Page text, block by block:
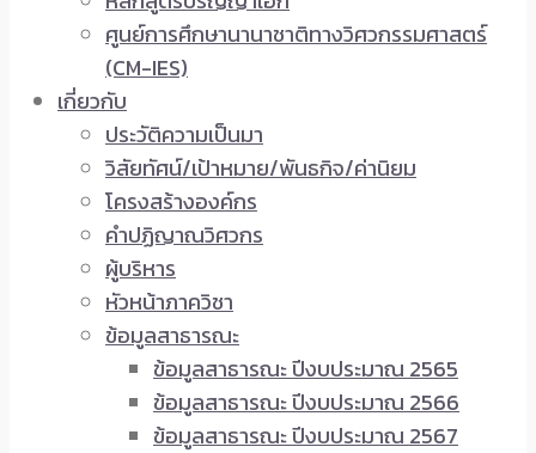
ศูนย์การศึกษานานาชาติทางวิศวกรรมศาสตร์
(CM-IES)
เกี่ยวกับ
ประวัติความเป็นมา
วิสัยทัศน์/เป้าหมาย/พันธกิจ/ค่านิยม
โครงสร้างองค์กร
คำปฏิญาณวิศวกร
ผู้บริหาร
หัวหน้าภาควิชา
ข้อมูลสาธารณะ
ข้อมูลสาธารณะ ปีงบประมาณ 2565
ข้อมูลสาธารณะ ปีงบประมาณ 2566
ข้อมูลสาธารณะ ปีงบประมาณ 2567